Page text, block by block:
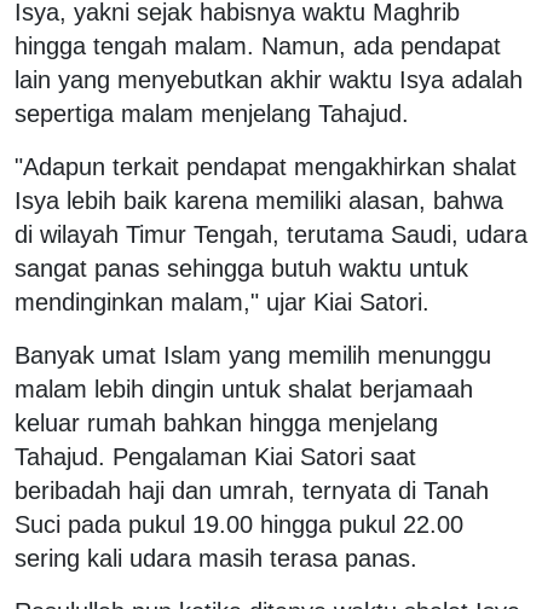
Isya, yakni sejak habisnya waktu Maghrib
hingga tengah malam. Namun, ada pendapat
lain yang menyebutkan akhir waktu Isya adalah
sepertiga malam menjelang Tahajud.
"Adapun terkait pendapat mengakhirkan shalat
Isya lebih baik karena memiliki alasan, bahwa
di wilayah Timur Tengah, terutama Saudi, udara
sangat panas sehingga butuh waktu untuk
mendinginkan malam," ujar Kiai Satori.
Banyak umat Islam yang memilih menunggu
malam lebih dingin untuk shalat berjamaah
keluar rumah bahkan hingga menjelang
Tahajud. Pengalaman Kiai Satori saat
beribadah haji dan umrah, ternyata di Tanah
Suci pada pukul 19.00 hingga pukul 22.00
sering kali udara masih terasa panas.